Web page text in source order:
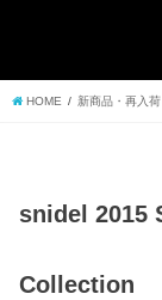
HOME 新商品・再入荷
snidel 2015
Collection